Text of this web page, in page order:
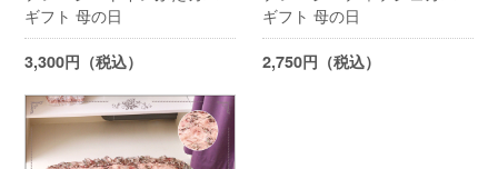
ギフト 母の日
3,300円（税込）
ギフト 母の日
2,750円（税込）